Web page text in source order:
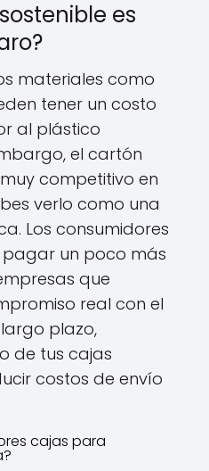
es
materiales como
tener un costo
al plástico
el cartón
competitivo en
verlo como una
Los consumidores
un poco más
que
real con el
plazo,
de tus cajas
costos de envío